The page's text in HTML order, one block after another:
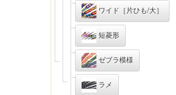
ワイド［片ひも/大］
短菱形
ゼブラ模様
ラメ